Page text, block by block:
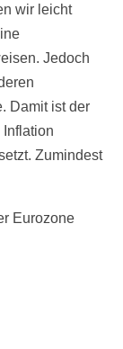
wir leicht
Jedoch
Damit ist der
Zumindest
Eurozone